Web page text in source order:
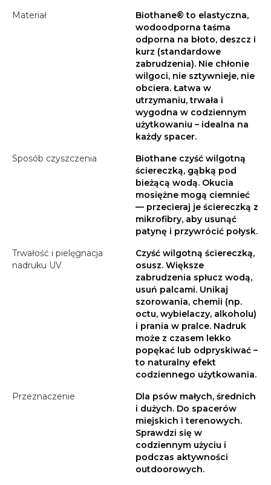
Materiał
Biothane® to elastyczna,
wodoodporna taśma
odporna na błoto, deszcz i
kurz (standardowe
zabrudzenia). Nie chłonie
wilgoci, nie sztywnieje, nie
obciera. Łatwa w
utrzymaniu, trwała i
wygodna w codziennym
użytkowaniu – idealna na
każdy spacer.
Sposób czyszczenia
Biothane czyść wilgotną
ściereczką, gąbką pod
bieżącą wodą. Okucia
mosiężne mogą ciemnieć
— przecieraj je ściereczką z
mikrofibry, aby usunąć
patynę i przywrócić połysk.
Trwałość i pielęgnacja
nadruku UV
Czyść wilgotną ściereczką,
osusz. Większe
zabrudzenia spłucz wodą,
usuń palcami. Unikaj
szorowania, chemii (np.
octu, wybielaczy, alkoholu)
i prania w pralce. Nadruk
może z czasem lekko
popękać lub odpryskiwać –
to naturalny efekt
codziennego użytkowania.
Przeznaczenie
Dla psów małych, średnich
i dużych. Do spacerów
miejskich i terenowych.
Sprawdzi się w
codziennym użyciu i
podczas aktywności
outdoorowych.